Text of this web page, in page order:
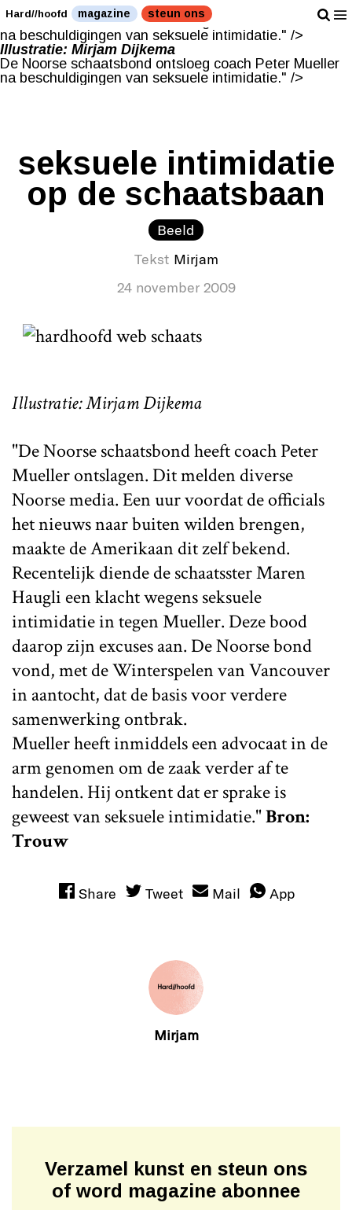
Illustratie: Mirjam Dijkema
De Noorse schaatsbond ontsloeg coach Peter Mueller
na beschuldigingen van seksuele intimidatie." />
Illustratie: Mirjam Dijkema
De Noorse schaatsbond ontsloeg coach Peter Mueller
na beschuldigingen van seksuele intimidatie." />
Hard//hoofd magazine steun ons
seksuele intimidatie
op de schaatsbaan
Beeld
Tekst Mirjam
24 november 2009
Illustratie: Mirjam Dijkema
"De Noorse schaatsbond heeft coach Peter
Mueller ontslagen. Dit melden diverse
Noorse media. Een uur voordat de officials
het nieuws naar buiten wilden brengen,
maakte de Amerikaan dit zelf bekend.
Recentelijk diende de schaatsster Maren
Haugli een klacht wegens seksuele
intimidatie in tegen Mueller. Deze bood
daarop zijn excuses aan. De Noorse bond
vond, met de Winterspelen van Vancouver
in aantocht, dat de basis voor verdere
samenwerking ontbrak.
Mueller heeft inmiddels een advocaat in de
arm genomen om de zaak verder af te
handelen. Hij ontkent dat er sprake is
geweest van seksuele intimidatie."Bron:
Trouw
Share Tweet Mail App
Mirjam
Verzamel kunst en steun ons
of word magazine abonnee